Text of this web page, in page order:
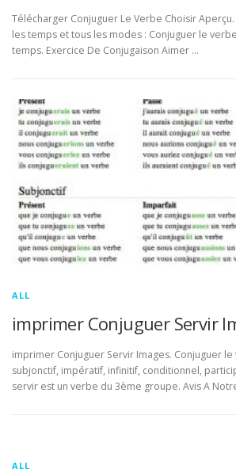
Télécharger Conjuguer Le Verbe Choisir
les temps et tous les modes : Conjuguer le
temps. Exercice De Conjugaison Aimer …
ALL
imprimer Conjuguer Servir
imprimer Conjuguer Servir Images. Conjuguer
subjonctif, impératif, infinitif, conditionnel,
servir est un verbe du 3ème groupe. Avis A
ALL